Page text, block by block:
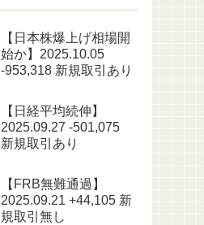
【日本株爆上げ相場開
始か】2025.10.05
-953,318 新規取引あり
【日経平均続伸】
2025.09.27 -501,075
新規取引あり
【FRB無難通過】
2025.09.21 +44,105 新
規取引無し